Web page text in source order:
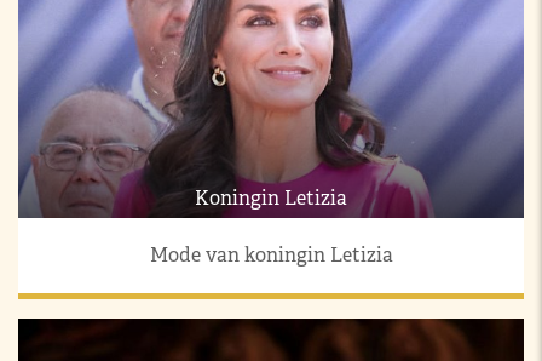
Koningin Letizia
Mode van koningin Letizia